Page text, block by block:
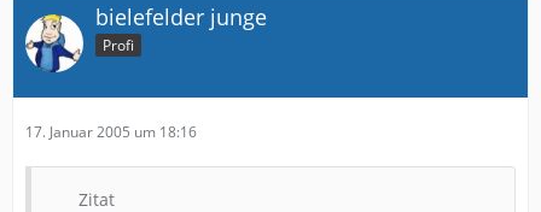
bielefelder junge
Profi
17. Januar 2005 um 18:16
Zitat